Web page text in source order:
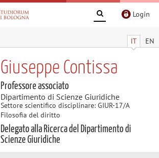
Login
IT EN
Giuseppe Contissa
Professore associato
Dipartimento di Scienze Giuridiche
Settore scientifico disciplinare: GIUR-17/A
Filosofia del diritto
Delegato alla Ricerca del Dipartimento di
Scienze Giuridiche